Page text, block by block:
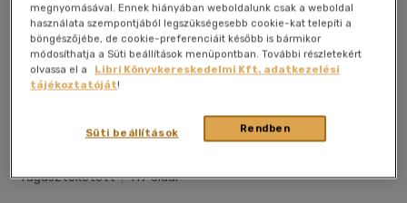
Kívánságlistához adom
ragasztókötött|119 oldal
megnyomásával. Ennek hiányában weboldalunk csak a weboldal
használata szempontjából legszükségesebb cookie-kat telepíti a
böngészőjébe, de cookie-preferenciáit később is bármikor
módosíthatja a Süti beállítások menüpontban. További részletekért
olvassa el a
Libri Könyvkereskedelmi Kft. adatkezelési
tájékoztatóját!
Rendben
Süti beállítások